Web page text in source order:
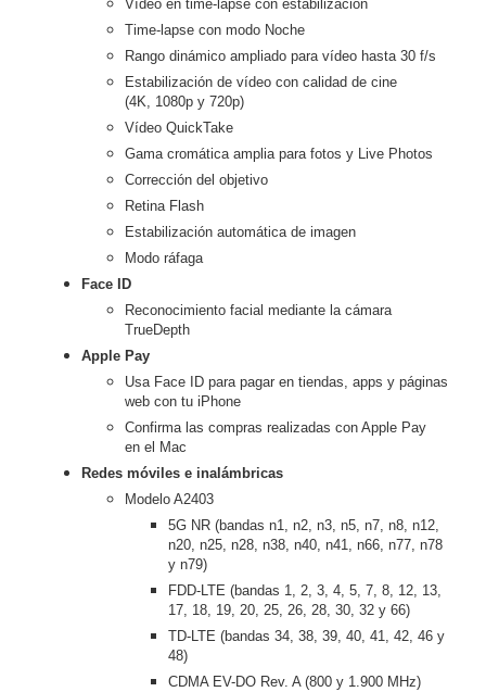
Vídeo en time-lapse con estabili­zación
Time-lapse con modo Noche
Rango dinámico ampliado para vídeo hasta 30 f/s
Estabilización de vídeo con calidad de cine
(4K, 1080p y 720p)
Vídeo QuickTake
Gama cromática amplia para fotos y Live Photos
Corrección del objetivo
Retina Flash
Estabilización automática de imagen
Modo ráfaga
Face ID
Reconoci­miento facial mediante la cámara
TrueDepth
Apple Pay
Usa Face ID para pagar en tiendas, apps y páginas
web con tu iPhone
Confirma las compras realizadas con Apple Pay
en el Mac
Redes móviles e inalámbricas
Modelo A2403
5G NR (bandas n1, n2, n3, n5, n7, n8, n12,
n20, n25, n28, n38, n40, n41, n66, n77, n78
y n79)
FDD-LTE (bandas 1, 2, 3, 4, 5, 7, 8, 12, 13,
17, 18, 19, 20, 25, 26, 28, 30, 32 y 66)
TD-LTE (bandas 34, 38, 39, 40, 41, 42, 46 y
48)
CDMA EV-DO Rev. A (800 y 1.900 MHz)